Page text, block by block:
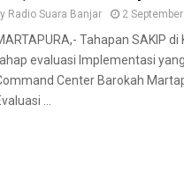
Radio Suara Banjar 2
Tahapan SAKIP
evaluasi Implementasi
Center Barokah
...